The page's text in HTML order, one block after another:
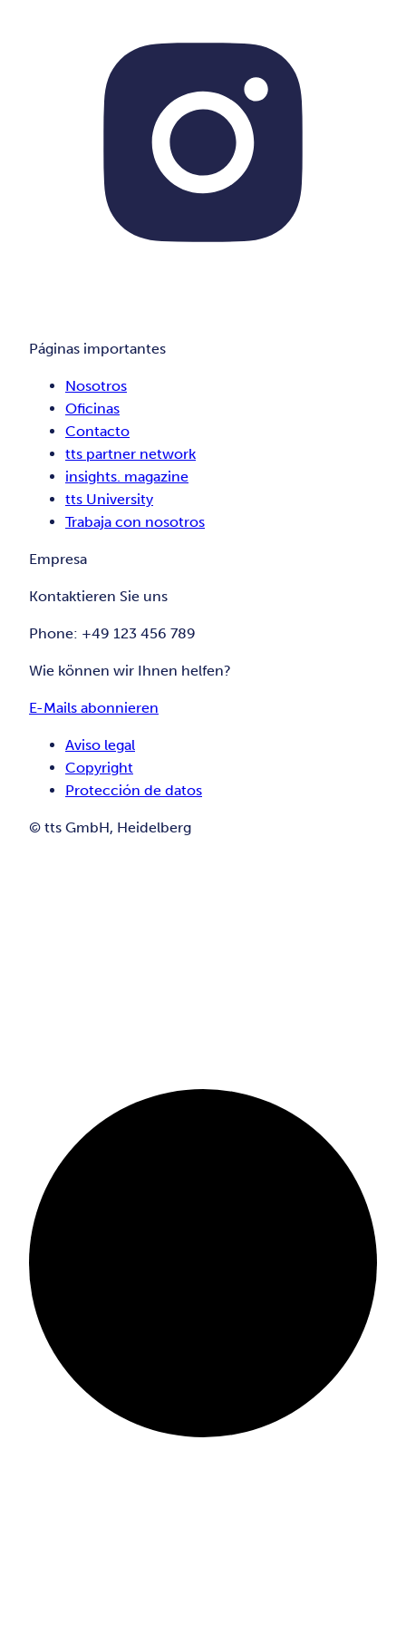
Páginas importantes
Nosotros
Oficinas
Contacto
tts partner network
insights. magazine
tts University
Trabaja con nosotros
Empresa
Kontaktieren Sie uns
Phone: +49 123 456 789
Wie können wir Ihnen helfen?
E-Mails abonnieren
Aviso legal
Copyright
Protección de datos
© tts GmbH, Heidelberg